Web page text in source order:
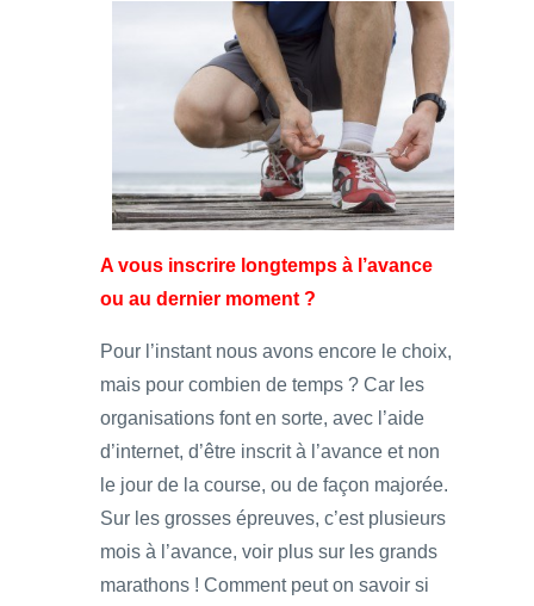
A vous inscrire longtemps à l’avance
ou au dernier moment ?
Pour l’instant nous avons encore le choix,
mais pour combien de temps ? Car les
organisations font en sorte, avec l’aide
d’internet, d’être inscrit à l’avance et non
le jour de la course, ou de façon majorée.
Sur les grosses épreuves, c’est plusieurs
mois à l’avance, voir plus sur les grands
marathons ! Comment peut on savoir si